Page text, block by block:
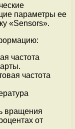
параметры ее
«Sensors».
частота
частота
вращения
от